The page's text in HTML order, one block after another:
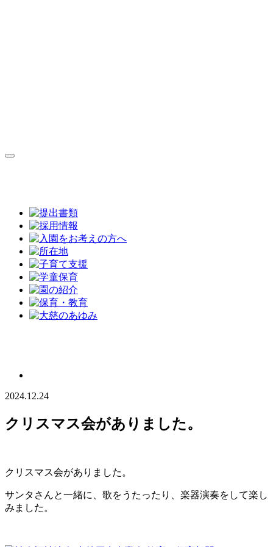
2024.12.24
クリスマス会がありました。
クリスマス会がありました。
サンタさんと一緒に、歌をうたったり、楽器演奏をして楽し
みました。